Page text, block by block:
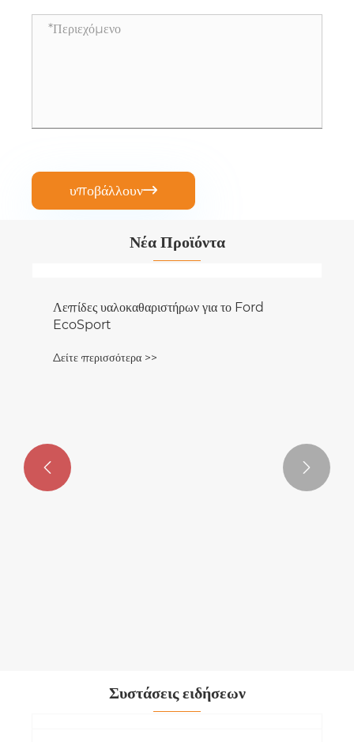
υποβάλλουν
Νέα Προϊόντα
 
Συστάσεις ειδήσεων